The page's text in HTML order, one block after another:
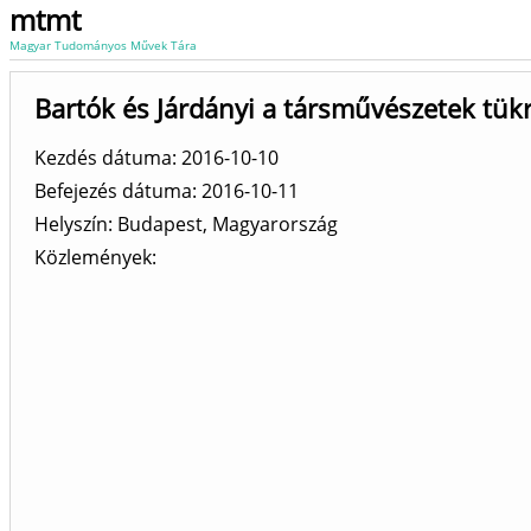
mtmt
Magyar Tudományos Művek Tára
Bartók és Járdányi a társművészetek
Kezdés dátuma: 2016-10-10
Befejezés dátuma: 2016-10-11
Helyszín Budapest, Magyarország
Közlemények